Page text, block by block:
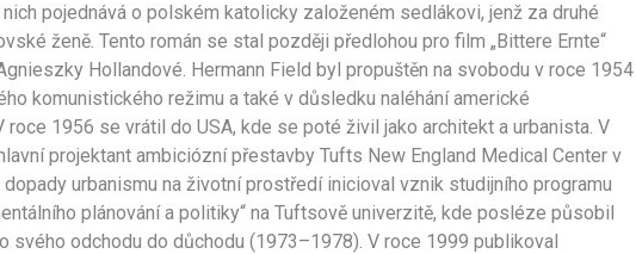
nich pojednává o polském katolicky založeném sedlákovi, jenž za druhé
ženě. Tento román se stal později předlohou pro film „Bittere Ernte“
Hollandové. Hermann Field byl propuštěn na svobodu v roce 1954
komunistického režimu a také v důsledku naléhání americké
roce 1956 se vrátil do USA, kde se poté živil jako architekt a urbanista. V
projektant ambiciózní přestavby Tufts New England Medical Center v
urbanismu na životní prostředí inicioval vznik studijního programu
plánování a politiky“ na Tuftsově univerzitě, kde posléze působil
svého odchodu do důchodu (1973–1978). V roce 1999 publikoval